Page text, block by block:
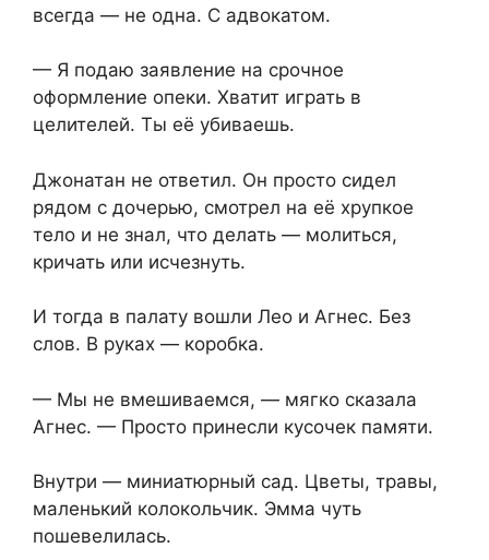
всегда — не одна. С адвокатом.
— Я подаю заявление на срочное
оформление опеки. Хватит играть в
целителей. Ты её убиваешь.
Джонатан не ответил. Он просто сидел
рядом с дочерью, смотрел на её хрупкое
тело и не знал, что делать — молиться,
кричать или исчезнуть.
И тогда в палату вошли Лео и Агнес. Без
слов. В руках — коробка.
— Мы не вмешиваемся, — мягко сказала
Агнес. — Просто принесли кусочек памяти.
Внутри — миниатюрный сад. Цветы, травы,
маленький колокольчик. Эмма чуть
пошевелилась.